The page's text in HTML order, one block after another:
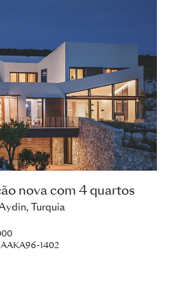
nova com 4 quartos
Turquia
AAKA96-1402